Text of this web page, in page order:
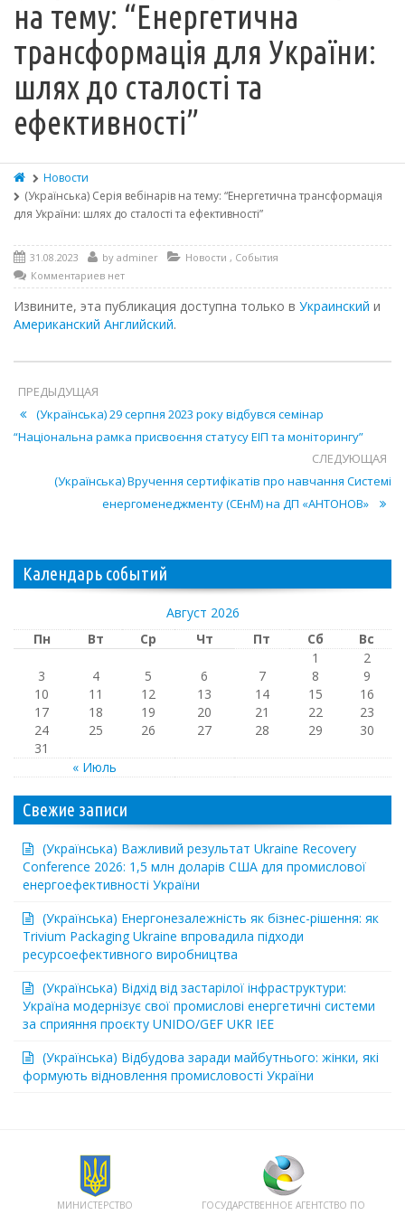
на тему: “Енергетична
трансформація для України:
шлях до сталості та
ефективності”
Новости
(Українська) Cерія вебінарів на тему: “Енергетична трансформація
для України: шлях до сталості та ефективності”
31.08.2023 by adminer Новости , События
Комментариев нет
Извините, эта публикация доступна только в Украинский и
Американский Английский.
ПРЕДЫДУЩАЯ
(Українська) 29 серпня 2023 року відбувся семінар
“Національна рамка присвоєння статусу ЕІП та моніторингу”
СЛЕДУЮЩАЯ
(Українська) Вручення сертифікатів про навчання Системі
енергоменеджменту (СЕнМ) на ДП «АНТОНОВ»
Календарь событий
Август 2026
Пн
Вт Ср Чт Пт Сб Вс
« Июль
1
2
3
4 5 6 7 8
9
10
11 12 13 14 15
16
17
18 19 20 21 22
23
24
25 26 27 28 29
30
31
Свежие записи
(Українська) Важливий результат Ukraine Recovery
Conference 2026: 1,5 млн доларів США для промислової
енергоефективності України
(Українська) Енергонезалежність як бізнес-рішення: як
Trivium Packaging Ukraine впровадила підходи
ресурсоефективного виробництва
(Українська) Відхід від застарілої інфраструктури:
Україна модернізує свої промислові енергетичні системи
за сприяння проєкту UNIDO/GEF UKR IEE
(Українська) Відбудова заради майбутнього: жінки, які
формують відновлення промисловості України
МИНИСТЕРСТВО
ГОСУДАРСТВЕННОЕ АГЕНТСТВО ПО